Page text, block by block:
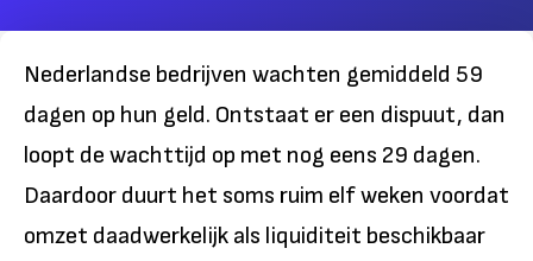
Nederlandse bedrijven wachten gemiddeld 59
dagen op hun geld. Ontstaat er een dispuut, dan
loopt de wachttijd op met nog eens 29 dagen.
Daardoor duurt het soms ruim elf weken voordat
omzet daadwerkelijk als liquiditeit beschikbaar